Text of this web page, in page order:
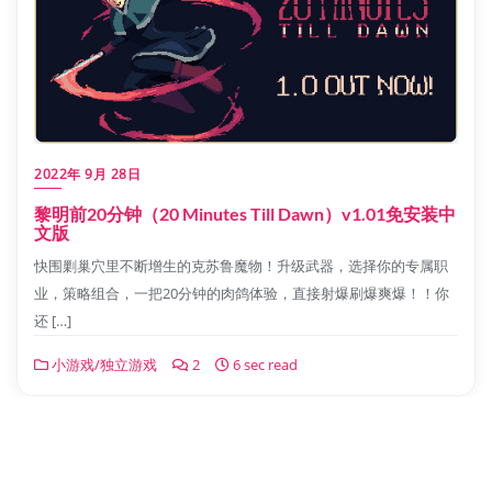
2022年 9月 28日
黎明前20分钟（20 Minutes Till Dawn）v1.01免安装中
文版
快围剿巢穴里不断增生的克苏鲁魔物！升级武器，选择你的专属职
业，策略组合，一把20分钟的肉鸽体验，直接射爆刷爆爽爆！！你
还 […]
小游戏/独立游戏 2 6 sec read